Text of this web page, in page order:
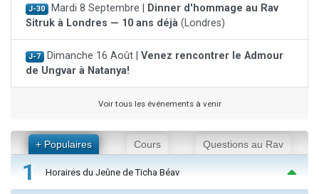
J-30 Mardi 8 Septembre |
Dinner d'hommage au Rav
Sitruk à Londres — 10 ans déjà (Londres)
J-7 Dimanche 16 Août | Venez rencontrer le Admour
de Ungvar à Natanya!
Voir tous les événements à venir
+ Populaires Cours Questions au Rav
1 Horaires du Jeûne de Ticha Béav